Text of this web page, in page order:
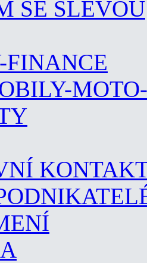
SE SLEVOU
FINANCE